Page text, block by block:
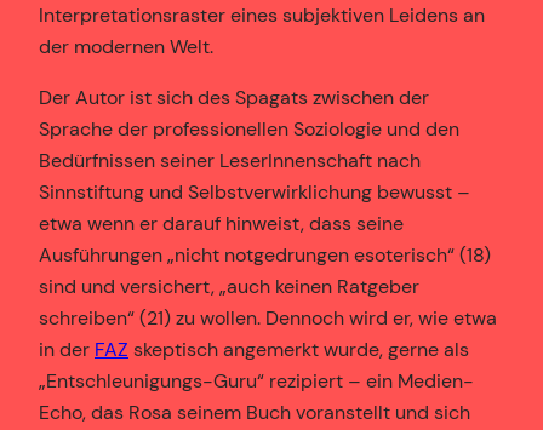
Interpretationsraster eines subjektiven Leidens an
der modernen Welt.
Der Autor ist sich des Spagats zwischen der
Sprache der professionellen Soziologie und den
Bedürfnissen seiner LeserInnenschaft nach
Sinnstiftung und Selbstverwirklichung bewusst –
etwa wenn er darauf hinweist, dass seine
Ausführungen „nicht notgedrungen esoterisch“ (18)
sind und versichert, „auch keinen Ratgeber
schreiben“ (21) zu wollen. Dennoch wird er, wie etwa
in der FAZ skeptisch angemerkt wurde, gerne als
„Entschleunigungs-Guru“ rezipiert – ein Medien-
Echo, das Rosa seinem Buch voranstellt und sich